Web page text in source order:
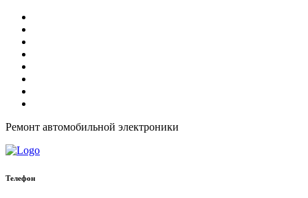
Ремонт автомобильной электроники
Телефон